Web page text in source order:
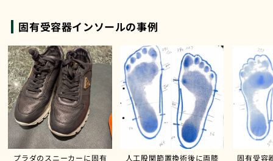
固有受容器インソールの事例
プラダのスニーカーに固有
人工股関節置換術後に両膝
固有受容